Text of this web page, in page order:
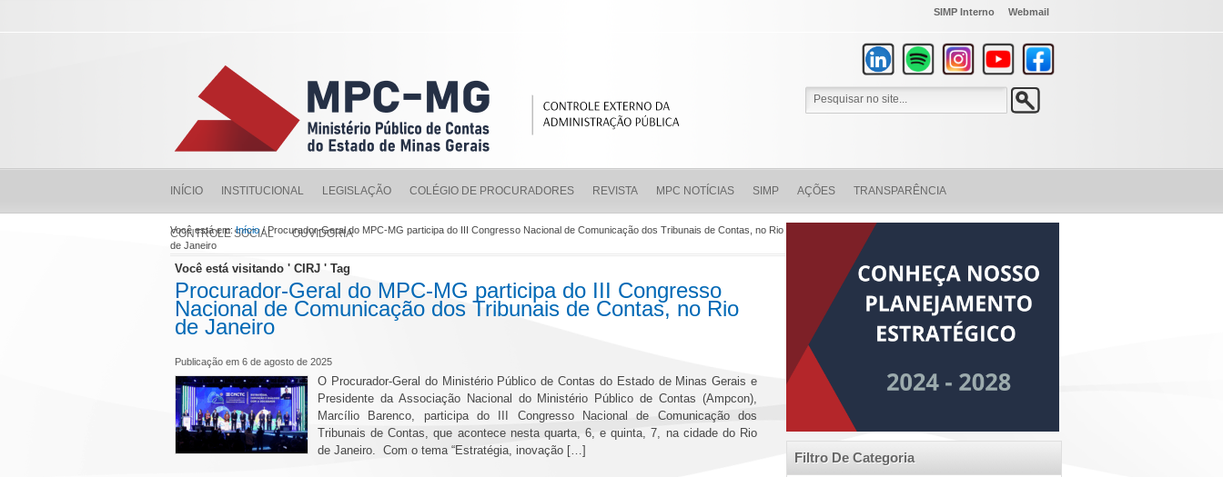
SIMP Interno Webmail
INÍCIO INSTITUCIONAL LEGISLAÇÃO COLÉGIO DE PROCURADORES REVISTA MPC NOTÍCIAS SIMP AÇÕES TRANSPARÊNCIA
CONTROLE SOCIAL OUVIDORIA
Filtro De Categoria
Você está em:Início/ Procurador-Geral do MPC-MG participa do III Congresso Nacional de Comunicação dos Tribunais de Contas, no Rio
de Janeiro
Você está visitando ' CIRJ ' Tag
Procurador-Geral do MPC-MG participa do III Congresso
Nacional de Comunicação dos Tribunais de Contas, no Rio
de Janeiro
Publicação em 6 de agosto de 2025
O Procurador-Geral do Ministério Público de Contas do Estado de Minas Gerais e
Presidente da Associação Nacional do Ministério Público de Contas (Ampcon),
Marcílio Barenco, participa do III Congresso Nacional de Comunicação dos
Tribunais de Contas, que acontece nesta quarta, 6, e quinta, 7, na cidade do Rio
de Janeiro. Com o tema “Estratégia, inovação […]